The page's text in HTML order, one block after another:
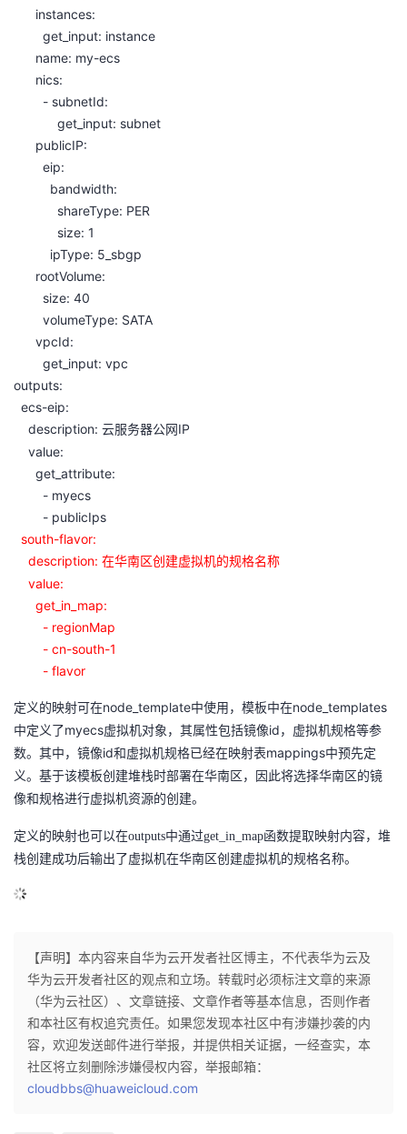
instances:
get_input: instance
name: my-ecs
nics:
- subnetId:
get_input: subnet
publicIP:
eip:
bandwidth:
shareType: PER
size: 1
ipType: 5_sbgp
rootVolume:
size: 40
volumeType: SATA
vpcId:
get_input: vpc
outputs:
ecs-eip:
description: 云服务器公网 IP
value:
get_attribute:
- myecs
- publicIps
south-flavor:
description: 在华南区创建虚拟机的规格名称
value:
get_in_map:
- regionMap
- cn-south-1
- flavor
定义的映射可在node_template中使用，模板中在node_templates
中定义了myecs虚拟机对象，其属性包括镜像id ，虚拟机规格等参
数。其中，镜像id和虚拟机规格已经在映射表mappings中预先定
义。基于该模板创建堆栈时部署在华南区，因此将选择华南区的镜
像和规格进行虚拟机资源的创建。
定义的映射也可以在outputs中通过get_in_map函数提取映射内容，堆
栈创建成功后输出了虚拟机在华南区创建虚拟机的规格名称。
【声明】本内容来自华为云开发者社区博主，不代表华为云及
华为云开发者社区的观点和立场。转载时必须标注文章的来源
（华为云社区）、文章链接、文章作者等基本信息，否则作者
和本社区有权追究责任。如果您发现本社区中有涉嫌抄袭的内
容，欢迎发送邮件进行举报，并提供相关证据，一经查实，本
社区将立刻删除涉嫌侵权内容，举报邮箱：
cloudbbs@huaweicloud.com